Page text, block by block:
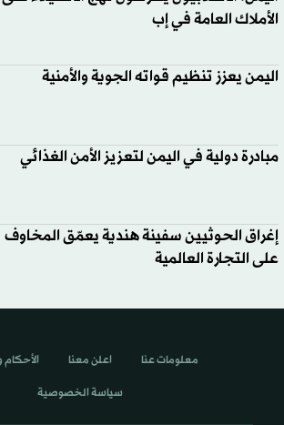
الأملاك العامة في إب
اليمن يعزز تنظيم قواته الجوية والأمنية
مبادرة دولية في اليمن لتعزيز الأمن الغذائي
إغراق الحوثيين سفينة هندية يعمّق المخاوف
على التجارة العالمية
معلومات عنا اعلن معنا
سياسة الخصوصية